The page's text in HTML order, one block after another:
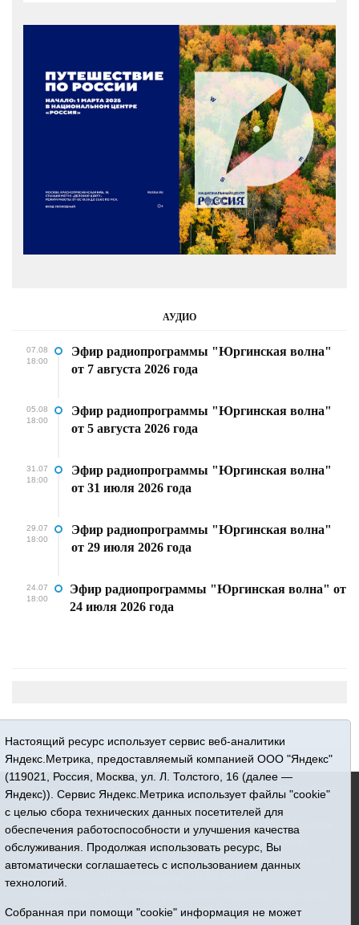
АУДИО
07.08
18:00
Эфир радиопрограммы "Юргинская волна"
от 7 августа 2026 года
05.08
18:00
Эфир радиопрограммы "Юргинская волна"
от 5 августа 2026 года
31.07
18:00
Эфир радиопрограммы "Юргинская волна"
от 31 июля 2026 года
29.07
18:00
Эфир радиопрограммы "Юргинская волна"
от 29 июля 2026 года
24.07
18:00
Эфир радиопрограммы "Юргинская волна" от
24 июля 2026 года
16+ © 2015-2026 Сетевое издание «Новости Юргинского
Регистрационный номер СМИ ЭЛ № ФС 77 - 66052 выдан
Федеральной службой по надзору в сфере связи,
«Призыв»
Настоящий ресурс использует сервис веб-аналитики
Яндекс.Метрика, предоставляемый компанией ООО "Яндекс"
(119021, Россия, Москва, ул. Л. Толстого, 16 (далее —
Яндекс)). Сервис Яндекс.Метрика использует файлы "cookie"
с целью сбора технических данных посетителей для
обеспечения работоспособности и улучшения качества
обслуживания. Продолжая использовать ресурс, Вы
автоматически соглашаетесь с использованием данных
технологий.
Собранная при помощи "cookie" информация не может